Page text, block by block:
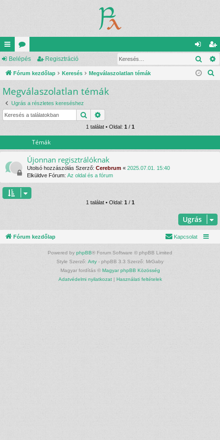
yo
rs
lin
ke
k
ór
u
m
ok
el
ép
eg
is
Belépés Regisztráció
Fórum kezdőlap Keresés Megválaszolatlan témák
s
Megválaszolatlan témák
Ugrás a részletes kereséshez
Keresés
1 találat • Oldal: 1 / 1
Témák
Újonnan regisztrálóknak
Utolsó hozzászólás Szerző: Cerebrum « 2025.07.01. 15:40
Elküldve Fórum: Az oldal és a fórum
1 találat • Oldal: 1/ 1
Ugrás
Fórum kezdőlap Kapcsolat
Powered by phpBB® Forum Software © phpBB Limited
Style Szerző: Arty - phpBB 3.3 Szerző: MrGaby
Magyar fordítás © Magyar phpBB Közösség
Adatvédelmi nyilatkozat| Használati feltételek